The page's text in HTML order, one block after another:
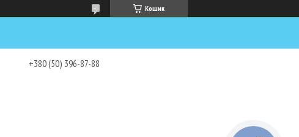
Кошик
+380 (50) 396-87-88